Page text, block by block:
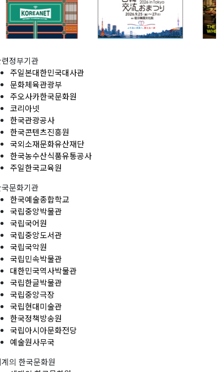
정부기관
주일본대한민국대사관
문화체육관광부
주오사카한국문화원
코리아넷
한국관광공사
한국콘텐츠진흥원
국외소재문화유산재단
한국농수산식품유통공사
주일한국교육원
문화기관
한국예술종합학교
국립중앙박물관
국립국어원
국립중앙도서관
국립국악원
국립민속박물관
대한민국역사박물관
국립한글박물관
국립중앙극장
국립현대미술관
한국정책방송원
국립아시아문화전당
예술원사무국
의 한국문화원